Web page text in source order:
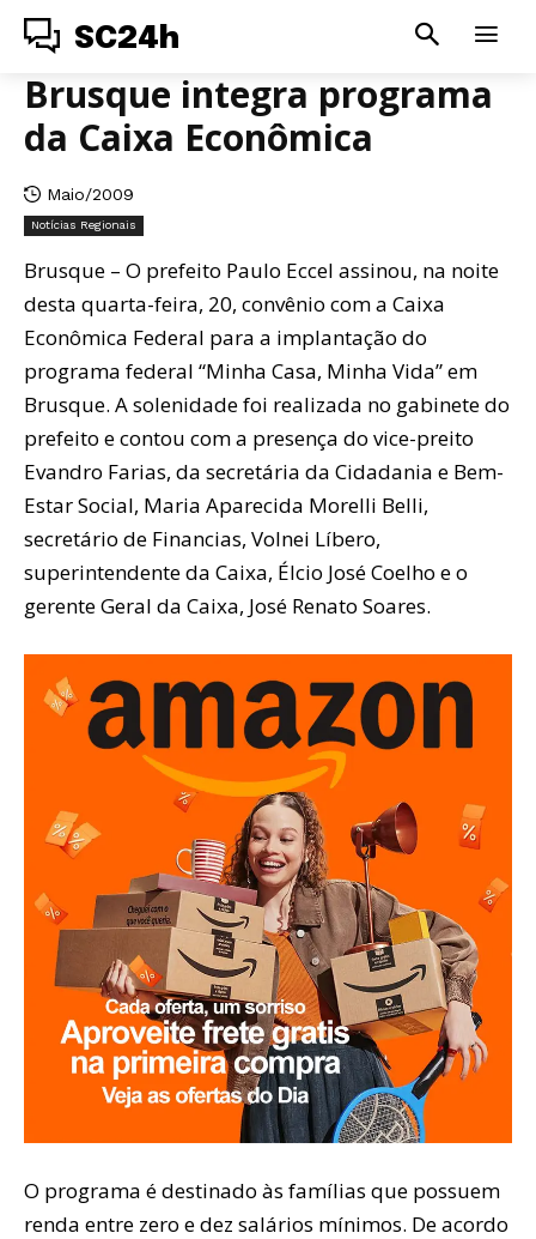
SC24h
Brusque integra programa
da Caixa Econômica
Maio/2009
Notícias Regionais
Brusque – O prefeito Paulo Eccel assinou, na noite
desta quarta-feira, 20, convênio com a Caixa
Econômica Federal para a implantação do
programa federal “Minha Casa, Minha Vida” em
Brusque. A solenidade foi realizada no gabinete do
prefeito e contou com a presença do vice-preito
Evandro Farias, da secretária da Cidadania e Bem-
Estar Social, Maria Aparecida Morelli Belli,
secretário de Financias, Volnei Líbero,
superintendente da Caixa, Élcio José Coelho e o
gerente Geral da Caixa, José Renato Soares.
O programa é destinado às famílias que possuem
renda entre zero e dez salários mínimos. De acordo